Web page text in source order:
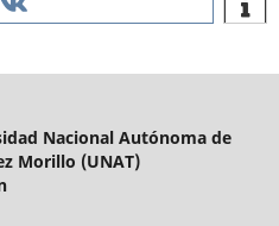
Nacional Autónoma de
Morillo (UNAT)